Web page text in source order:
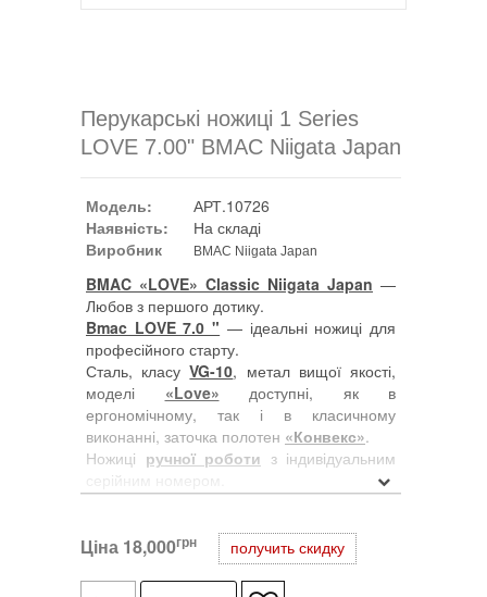
Перукарські ножиці 1 Series
LOVE 7.00" BMAC Niigata Japan
Модель:
АРТ.10726
Наявність:
На складі
Виробник
BMAC Niigata Japan
BMAC «LOVE» Classic Niigata Japan —
Любов з першого дотику.
Bmac LOVE 7.0 " — ідеальні ножиці для
професійного старту.
Сталь, класуVG-10, метал вищої якості,
моделі «Love» доступні, як в
ергономічному, так і в класичному
виконанні, заточка полотен «Конвекс».
Ножиці ручної роботи з індивідуальним
серійним номером.
самого початку. Ножиці 1-Серії,
виготовлені вручну з японської сталі VG-
10, тому є високопродуктивними і
Ціна 18,000грн получить скидку